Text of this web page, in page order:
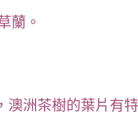
蘭。
澳洲茶樹的葉片有